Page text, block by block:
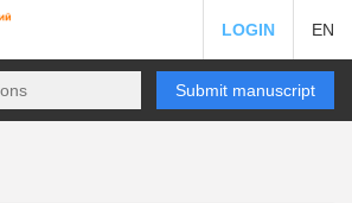
LOGIN EN
Submit manuscript